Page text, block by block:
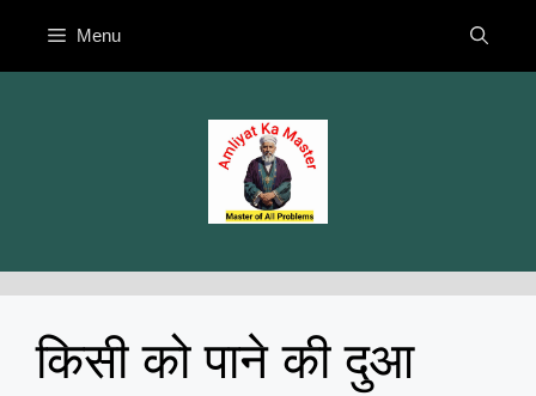
content
Menu
किसी को पाने की दुआ